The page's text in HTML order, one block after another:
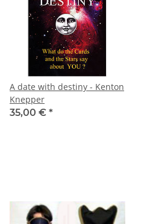
A date with destiny - Kenton
Knepper
35,00 € *